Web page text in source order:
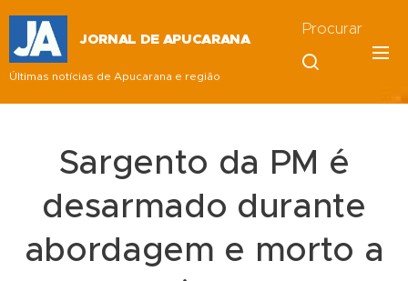
JORNAL DE APUCARANA
Últimas notícias de Apucarana e região
Procurar
Sargento da PM é
desarmado durante
abordagem e morto a